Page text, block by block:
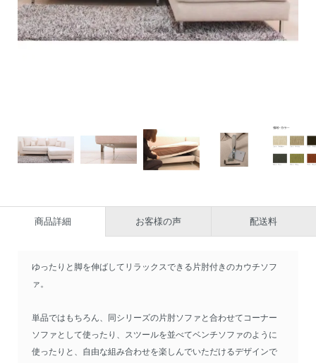
商品詳細 お客様の声 配送料
ゆったりと脚を伸ばしてリラックスできる片肘付きのカウチソフ
ァ。
単品ではもちろん、同シリーズの片肘ソファと合わせてコーナー
ソファとして使ったり、スツールを並べてベンチソファのように
使ったりと、自由な組み合わせを楽しんでいただけるデザインで